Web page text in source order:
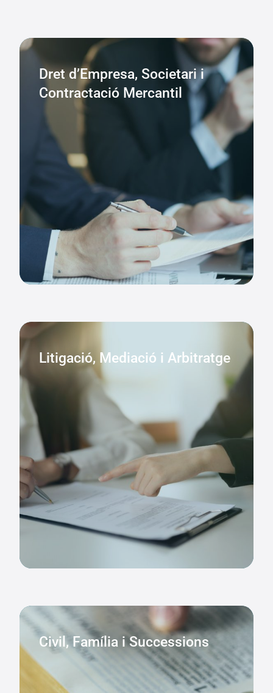
Dret d’Empresa, Societari i
Contractació Mercantil
Litigació, Mediació i Arbitratge
Civil, Família i Successions